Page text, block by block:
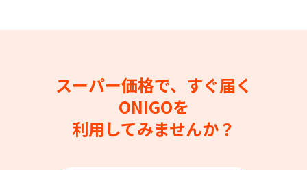
スーパー価格で、すぐ届く
ONIGOを
利用してみませんか？